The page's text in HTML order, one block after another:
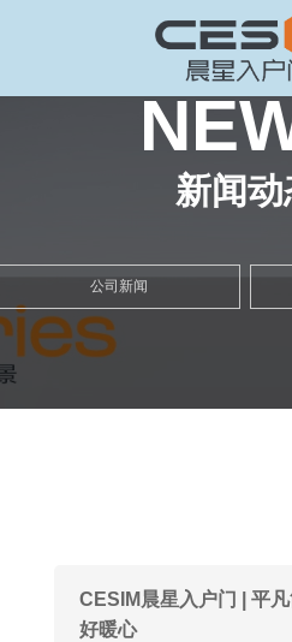
新闻动
公司新闻
CESIM晨星入户门 | 平
好暖心